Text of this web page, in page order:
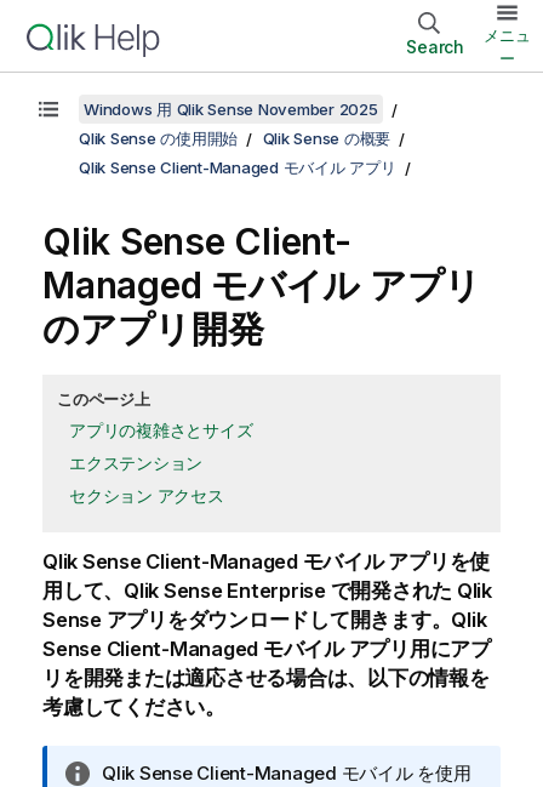
Search
メニュ
ー
Windows 用 Qlik Sense November 2025
Qlik Sense の使用開始
Qlik Sense の概要
Qlik Sense Client-Managed モバイル アプリ
Qlik Sense Client-
Managed モバイルアプリ
のアプリ開発
このページ上
アプリの複雑さとサイズ
エクステンション
セクション アクセス
Qlik Sense Client-Managed モバイルアプリを使
用して、 Qlik Sense Enterpriseで開発された Qlik
Senseアプリをダウンロードして開きます。 Qlik
Sense Client-Managed モバイルアプリ用にアプ
リを開発または適応させる場合は、以下の情報を
考慮してください。
情
Qlik Sense Client-Managed モバイルを使用